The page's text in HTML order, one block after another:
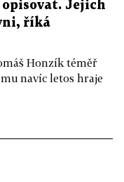
Jejich
říká
Honzík téměř
navíc letos hraje